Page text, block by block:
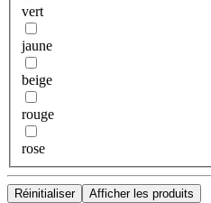
vert
jaune
beige
rouge
rose
Réinitialiser Afficher les produits